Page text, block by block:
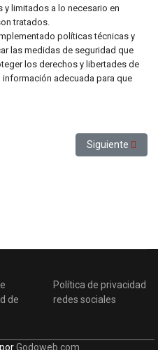
limitados a lo necesario en
tratados.
políticas técnicas y
las medidas de seguridad que
los derechos y libertades de
adecuada para que
redes socialesArtículo
Siguiente
de
Política de privacidad
redes sociales
Godoweb.com